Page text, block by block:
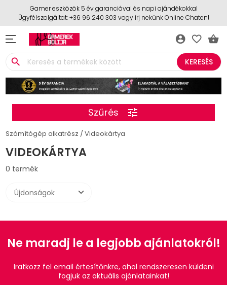
Gamer eszközök 5 év garanciával és napi ajándékokkal
Ügyfélszolgáltat: +36 96 240 303 vagy írj nekünk Online Chaten!
account_circle favorite_border shopping_basket
search KERESÉS
Szűrés tune
Számítógép alkatrész Videokártya
VIDEOKÁRTYA
0 termék
Ne maradj le a legjobb ajánlatokról!
Iratkozz fel email értesítőnkre, ahol rendszeresen küldeni
fogjuk az aktuális ajánlatainkat!